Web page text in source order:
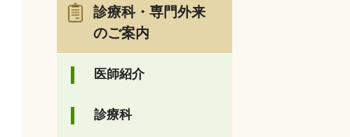
診療科・専門外来
のご案内
医師紹介
診療科